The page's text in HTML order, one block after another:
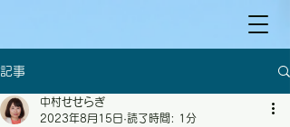
記事
中村せせらぎ
2023年8月15日 読了時間: 1分